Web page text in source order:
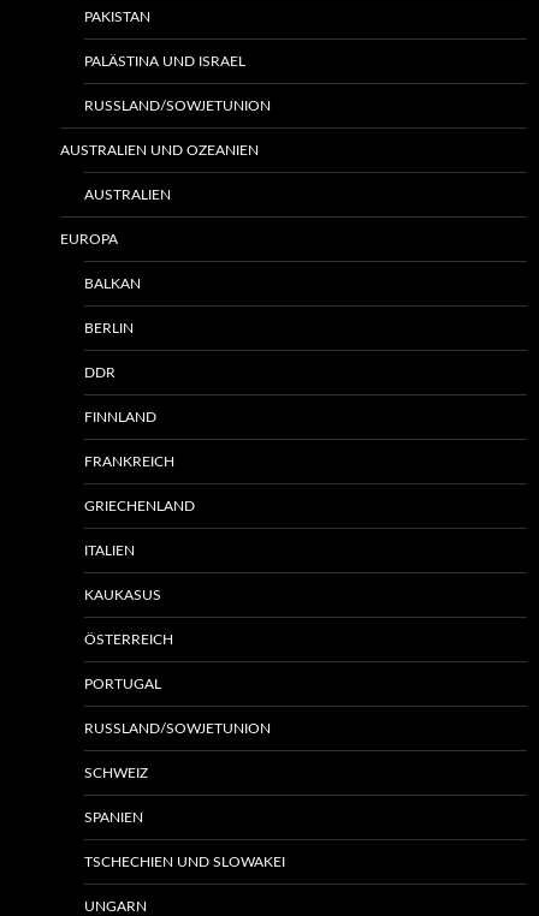
PAKISTAN
PALÄSTINA UND ISRAEL
RUSSLAND/SOWJETUNION
AUSTRALIEN UND OZEANIEN
AUSTRALIEN
EUROPA
BALKAN
BERLIN
DDR
FINNLAND
FRANKREICH
GRIECHENLAND
ITALIEN
KAUKASUS
ÖSTERREICH
PORTUGAL
RUSSLAND/SOWJETUNION
SCHWEIZ
SPANIEN
TSCHECHIEN UND SLOWAKEI
UNGARN